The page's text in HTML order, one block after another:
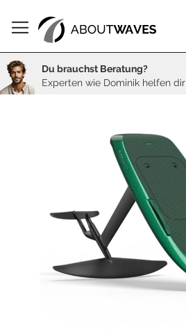
zum
Inhalt
Du brauchst Beratung?
Experten wie Dominik helfen dir